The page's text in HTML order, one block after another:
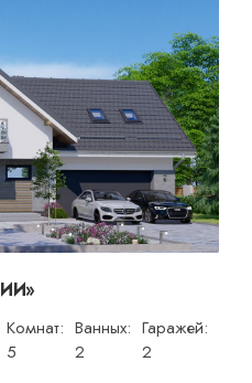
Комнат:
5
Ванных:
2
Гаражей:
2